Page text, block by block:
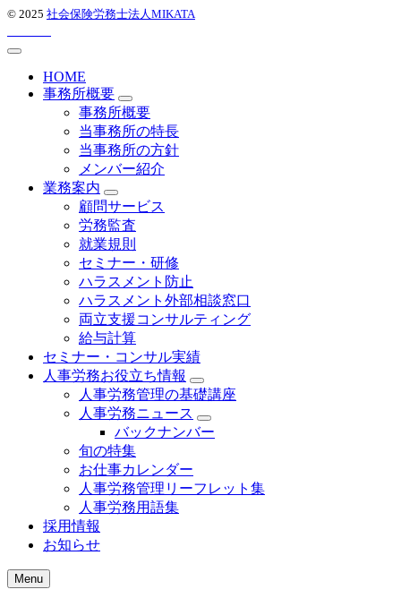
© 2025 社会保険労務士法人MIKATA
HOME
事務所概要
事務所概要
当事務所の特長
当事務所の方針
メンバー紹介
業務案内
顧問サービス
労務監査
就業規則
セミナー・研修
ハラスメント防止
ハラスメント外部相談窓口
両立支援コンサルティング
給与計算
セミナー・コンサル実績
人事労務お役立ち情報
人事労務管理の基礎講座
人事労務ニュース
バックナンバー
旬の特集
お仕事カレンダー
人事労務管理リーフレット集
人事労務用語集
採用情報
お知らせ
Menu